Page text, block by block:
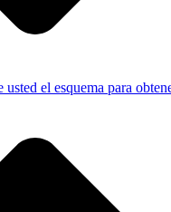
usted el esquema para